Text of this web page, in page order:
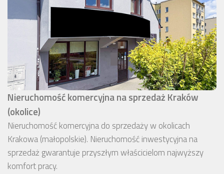
Nieruchomość komercyjna na sprzedaż Kraków
(okolice)
Nieruchomość komercyjna do sprzedaży w okolicach
Krakowa (małopolskie). Nieruchomość inwestycyjna na
sprzedaż gwarantuje przyszłym właścicielom najwyższy
komfort pracy.